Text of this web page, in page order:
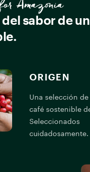
Amazonia
del sabor de
ORIGEN
Una selección
café sostenible
Seleccionados
cuidadosamente.